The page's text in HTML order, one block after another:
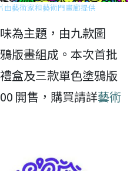
藝術家和藝術門畫廊提供
為主題，由九款圖
版畫組成。本次首批
盒及三款單色塗鴉版
開售，購買請詳藝術